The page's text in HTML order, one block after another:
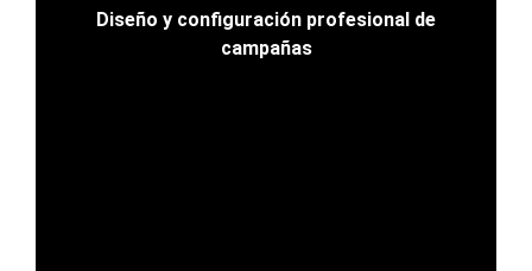
Diseño y configuración profesional de
campañas